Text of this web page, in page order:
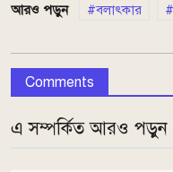
আরও পড়ুন বলাৎকার
Comments
এ সম্পর্কিত আরও পড়ুন